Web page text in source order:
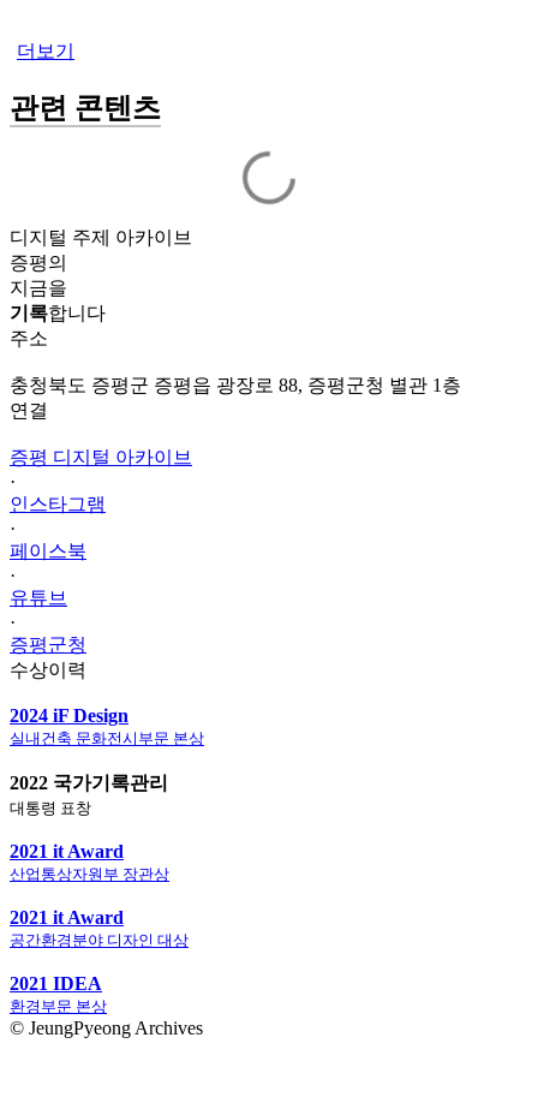
더보기
관련 콘텐츠
디지털 주제 아카이브
증평의
지금을
기록합니다
주소
충청북도 증평군 증평읍 광장로 88, 증평군청 별관 1층
연결
증평 디지털 아카이브
·
인스타그램
·
페이스북
·
유튜브
·
증평군청
수상이력
2024 iF Design
실내건축 문화전시부문 본상
2022 국가기록관리
대통령 표창
2021 it Award
산업통상자원부 장관상
2021 it Award
공간환경분야 디자인 대상
2021 IDEA
환경부문 본상
© JeungPyeong Archives